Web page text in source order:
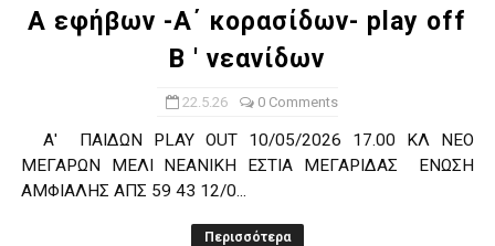
Α εφήβων -Α΄ κορασίδων- play off
Β ' νεανίδων
22.5.26 0 Comments
Α' ΠΑΙΔΩΝ PLAY OUT 10/05/2026 17.00 ΚΛ ΝΕΟ
ΜΕΓΑΡΩΝ ΜΕΛΙ ΝΕΑΝΙΚΗ ΕΣΤΙΑ ΜΕΓΑΡΙΔΑΣ ΕΝΩΣΗ
ΑΜΦΙΑΛΗΣ ΑΠΣ 59 43 12/0...
Περισσότερα